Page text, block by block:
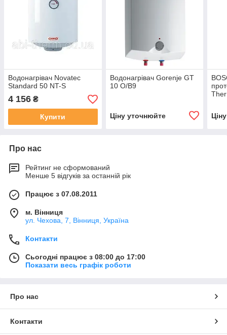
Водонагрівач Novatec
Standard 50 NT-S
4 156 ₴
Купити
Водонагрівач Gorenje GT
10 O/В9
Ціну уточнюйте
Про нас
Рейтинг не сформований
Менше 5 відгуків за останній рік
Працює з 07.08.2011
м. Вінниця
ул. Чехова, 7, Вінниця, Україна
Контакти
Сьогодні працює з 08:00 до 17:00
Показати весь графік роботи
Про нас
Контакти